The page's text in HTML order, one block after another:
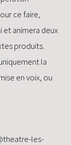
ce faire,
et animera deux
produits.
la
en voix, ou
les-